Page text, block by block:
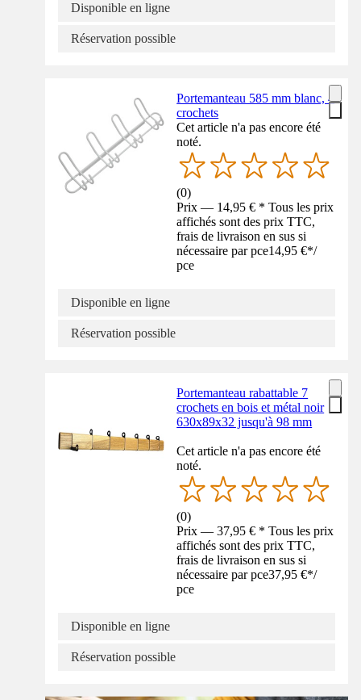
Disponible en ligne
Réservation possible
Portemanteau 585 mm blanc, 4
crochets
Cet article n'a pas encore été
noté.
(0)
Prix — 14,95 € * Tous les prix
affichés sont des prix TTC,
frais de livraison en sus si
nécessaire par pce14,95 €*/
pce
Disponible en ligne
Réservation possible
Portemanteau rabattable 7
crochets en bois et métal noir
630x89x32 jusqu'à 98 mm
Cet article n'a pas encore été
noté.
(0)
Prix — 37,95 € * Tous les prix
affichés sont des prix TTC,
frais de livraison en sus si
nécessaire par pce37,95 €*/
pce
Disponible en ligne
Réservation possible